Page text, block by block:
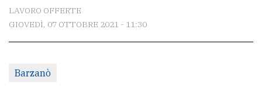
redazione
LAVORO OFFERTE
GIOVEDÌ, 07 OTTOBRE 2021 - 11:30
Barzanò